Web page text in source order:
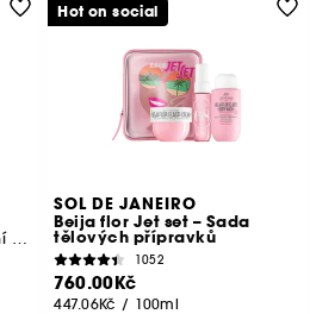
Sada pro trvalé odstranění chloupků IPL
SOL DE JANEIRO
Beija flor Jet set – Sada
tělových přípravků
1052
760.00Kč
447.06Kč / 100ml
Hot on social